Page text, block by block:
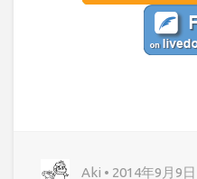
Aki • 2014年9月9日